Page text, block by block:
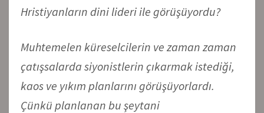
Hristiyanların dini lideri ile görüşüyordu?
Muhtemelen küreselcilerin ve zaman zaman
çatışsalarda siyonistlerin çıkarmak istediği,
kaos ve yıkım planlarını görüşüyorlardı.
Çünkü planlanan bu şeytani